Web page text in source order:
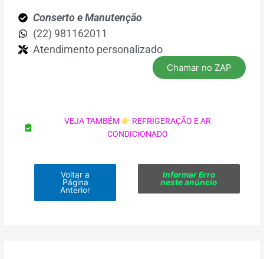
Conserto e Manutenção
(22) 981162011
Atendimento personalizado
Chamar no ZAP
VEJA TAMBÉM
REFRIGERAÇÃO E AR
CONDICIONADO
Voltar a
Página
Anterior
Informar Erro
neste anúncio